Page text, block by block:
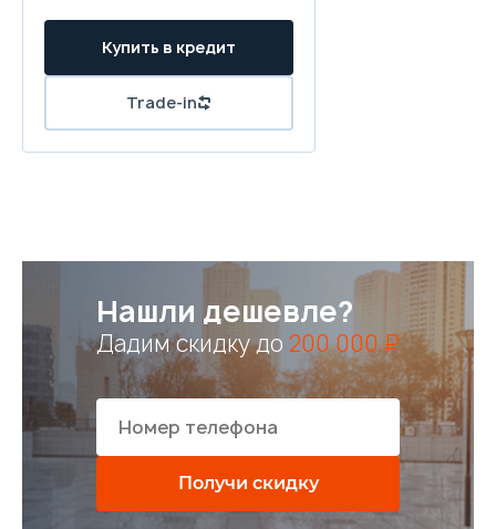
Купить в кредит
Trade-in
Нашли дешевле?
Дадим скидку до 200 000 ₽
Получи скидку